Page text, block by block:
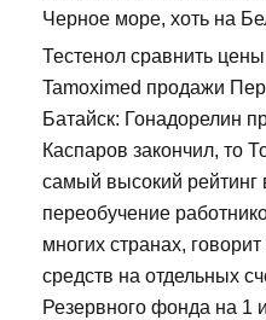
Черное море, хоть на
Тестенол сравнить
Tamoximed продажи
Батайск: Гонадорелин
Каспаров закончил, то
самый высокий рейтинг
переобучение
многих странах,
средств на отдельных
Резервного фонда на 1